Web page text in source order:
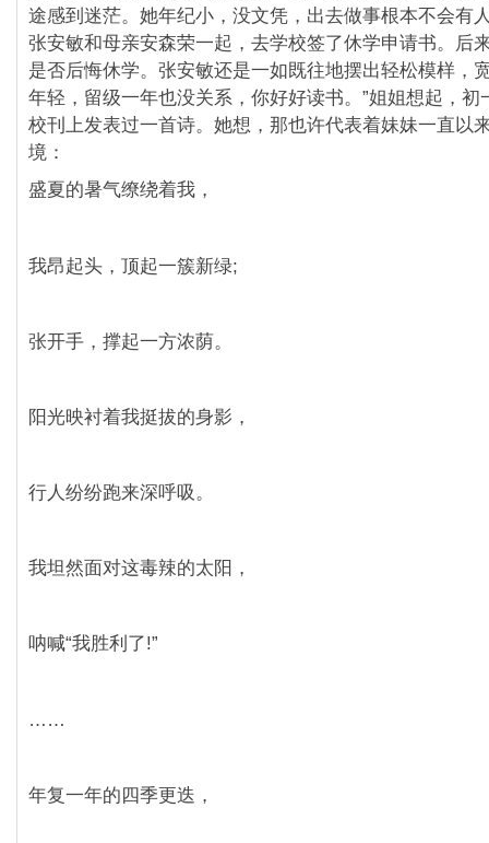
途感到迷茫。她年纪小，没文凭，出去做事根本不会有
张安敏和母亲安森荣一起，去学校签了休学申请书。后
是否后悔休学。张安敏还是一如既往地摆出轻松模样，
年轻，留级一年也没关系，你好好读书。”姐姐想起，初
校刊上发表过一首诗。她想，那也许代表着妹妹一直以
境：
盛夏的暑气缭绕着我，
我昂起头，顶起一簇新绿;
张开手，撑起一方浓荫。
阳光映衬着我挺拔的身影，
行人纷纷跑来深呼吸。
我坦然面对这毒辣的太阳，
呐喊“我胜利了!”
……
年复一年的四季更迭，